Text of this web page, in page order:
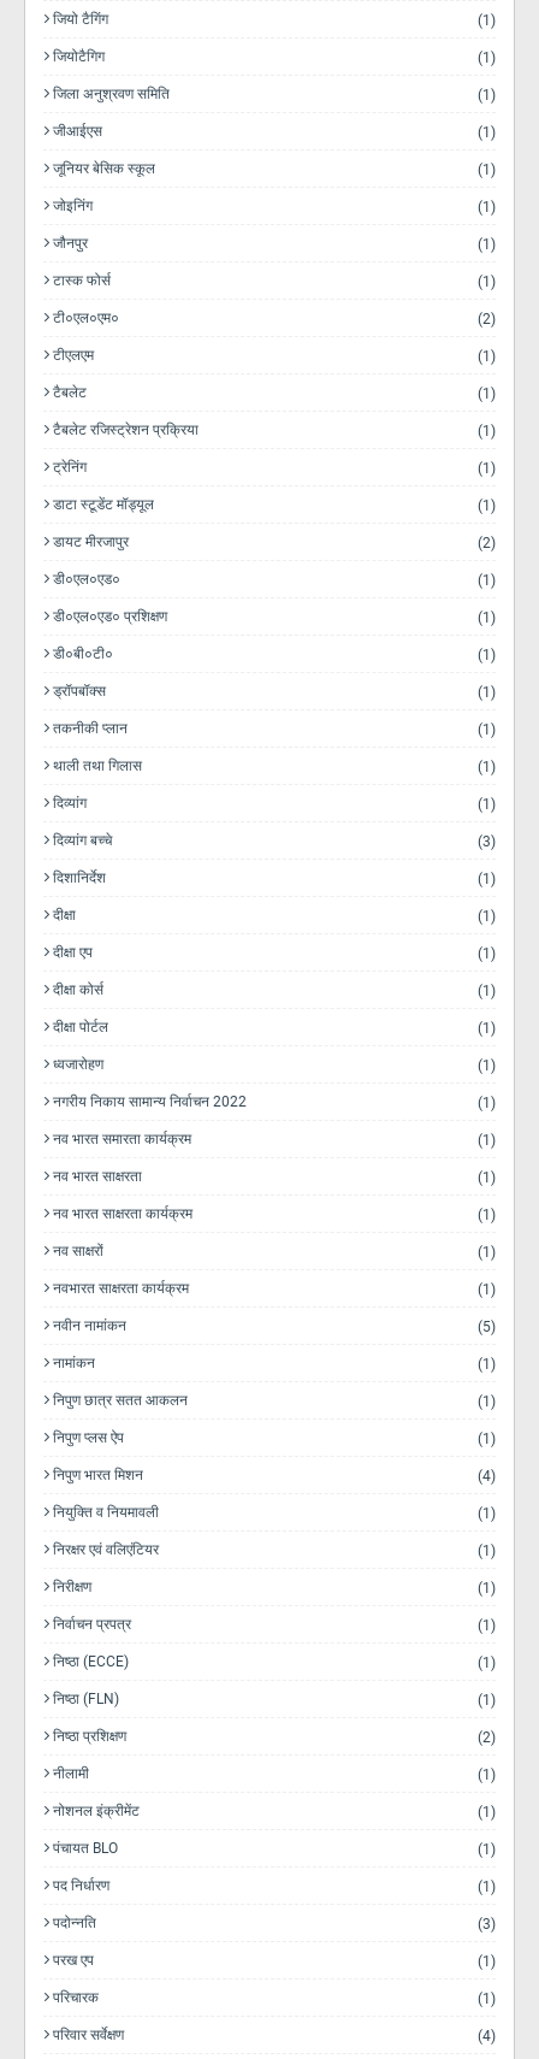
जियो टैगिंग (1)
जियोटैगिग (1)
जिला अनुश्रवण समिति (1)
जीआईएस (1)
जूनियर बेसिक स्कूल (1)
जोइनिंग (1)
जौनपुर (1)
टास्क फोर्स (1)
टी०एल०एम० (2)
टीएलएम (1)
टैबलेट (1)
टैबलेट रजिस्ट्रेशन प्रक्रिया (1)
ट्रेनिंग (1)
डाटा स्टूडेंट मॉड्यूल (1)
डायट मीरजापुर (2)
डी०एल०एड० (1)
डी०एल०एड० प्रशिक्षण (1)
डी०बी०टी० (1)
ड्रॉपबॉक्स (1)
तकनीकी प्लान (1)
थाली तथा गिलास (1)
दिव्यांग (1)
दिव्यांग बच्चे (3)
दिशानिर्देश (1)
दीक्षा (1)
दीक्षा एप (1)
दीक्षा कोर्स (1)
दीक्षा पोर्टल (1)
ध्वजारोहण (1)
नगरीय निकाय सामान्य निर्वाचन 2022 (1)
नव भारत समारता कार्यक्रम (1)
नव भारत साक्षरता (1)
नव भारत साक्षरता कार्यक्रम (1)
नव साक्षरों (1)
नवभारत साक्षरता कार्यक्रम (1)
नवीन नामांकन (5)
नामांकन (1)
निपुण छात्र सतत आकलन (1)
निपुण प्लस ऐप (1)
निपुण भारत मिशन (4)
नियुक्ति व नियमावली (1)
निरक्षर एवं वलिएंटियर (1)
निरीक्षण (1)
निर्वाचन प्रपत्र (1)
निष्ठा (ECCE) (1)
निष्ठा (FLN) (1)
निष्ठा प्रशिक्षण (2)
नीलामी (1)
नोशनल इंक्रीमेंट (1)
पंचायत BLO (1)
पद निर्धारण (1)
पदोन्नति (3)
परख एप (1)
परिचारक (1)
परिवार सर्वेक्षण (4)